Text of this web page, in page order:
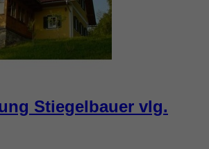
Stiegelbauer vlg.